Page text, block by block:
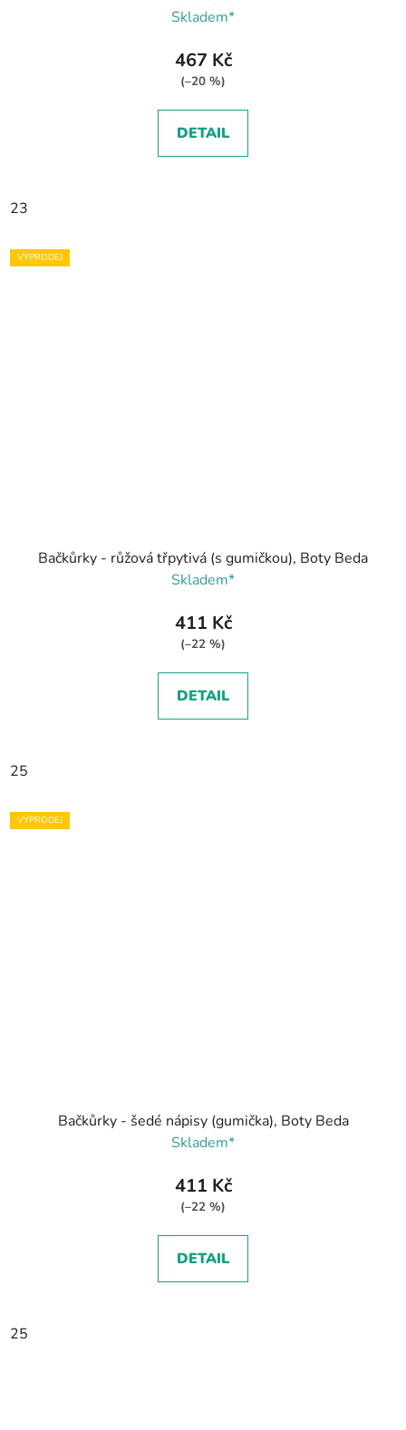
Skladem*
467 Kč
(–20 %)
DETAIL
23
VÝPRODEJ
Bačkůrky - růžová třpytivá (s gumičkou), Boty Beda
Skladem*
411 Kč
(–22 %)
DETAIL
25
VÝPRODEJ
Bačkůrky - šedé nápisy (gumička), Boty Beda
Skladem*
411 Kč
(–22 %)
DETAIL
25